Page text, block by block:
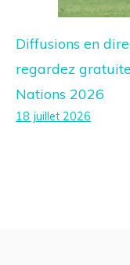
Diffusions en
regardez
Nations 2026
18 juillet 2026